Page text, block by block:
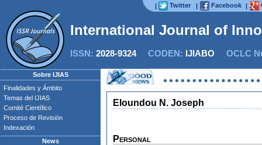
| Twitter | Facebook |
International Journal of
ISSN: 2028-9324CODEN: IJIABO OCLC
Sobre IJIAS
Finalidades y Ámbito
Temas del IJIAS
Comité Científico
Proceso de Revisión
Indexación
News
Eloundou N. Joseph
Personal